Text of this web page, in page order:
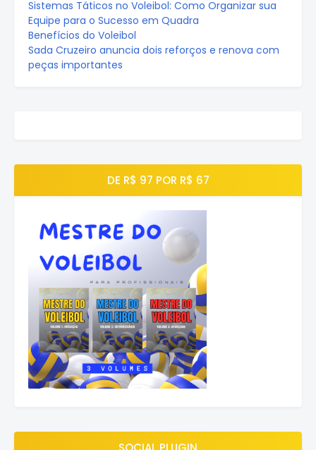
Sistemas Táticos no Voleibol: Como Organizar sua
Equipe para o Sucesso em Quadra
Benefícios do Voleibol
Sada Cruzeiro anuncia dois reforços e renova com
peças importantes
DE R$ 97 POR R$ 67